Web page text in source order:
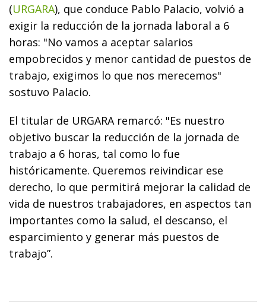
(URGARA), que conduce Pablo Palacio, volvió a
exigir la reducción de la jornada laboral a 6
horas: "No vamos a aceptar salarios
empobrecidos y menor cantidad de puestos de
trabajo, exigimos lo que nos merecemos"
sostuvo Palacio.
El titular de URGARA remarcó: "Es nuestro
objetivo buscar la reducción de la jornada de
trabajo a 6 horas, tal como lo fue
históricamente. Queremos reivindicar ese
derecho, lo que permitirá mejorar la calidad de
vida de nuestros trabajadores, en aspectos tan
importantes como la salud, el descanso, el
esparcimiento y generar más puestos de
trabajo”.